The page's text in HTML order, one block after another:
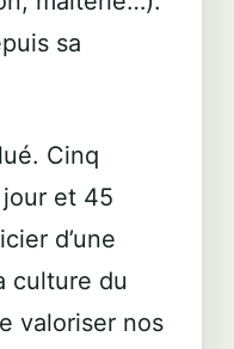
sa
Cinq
et 45
d’une
culture du
valoriser nos